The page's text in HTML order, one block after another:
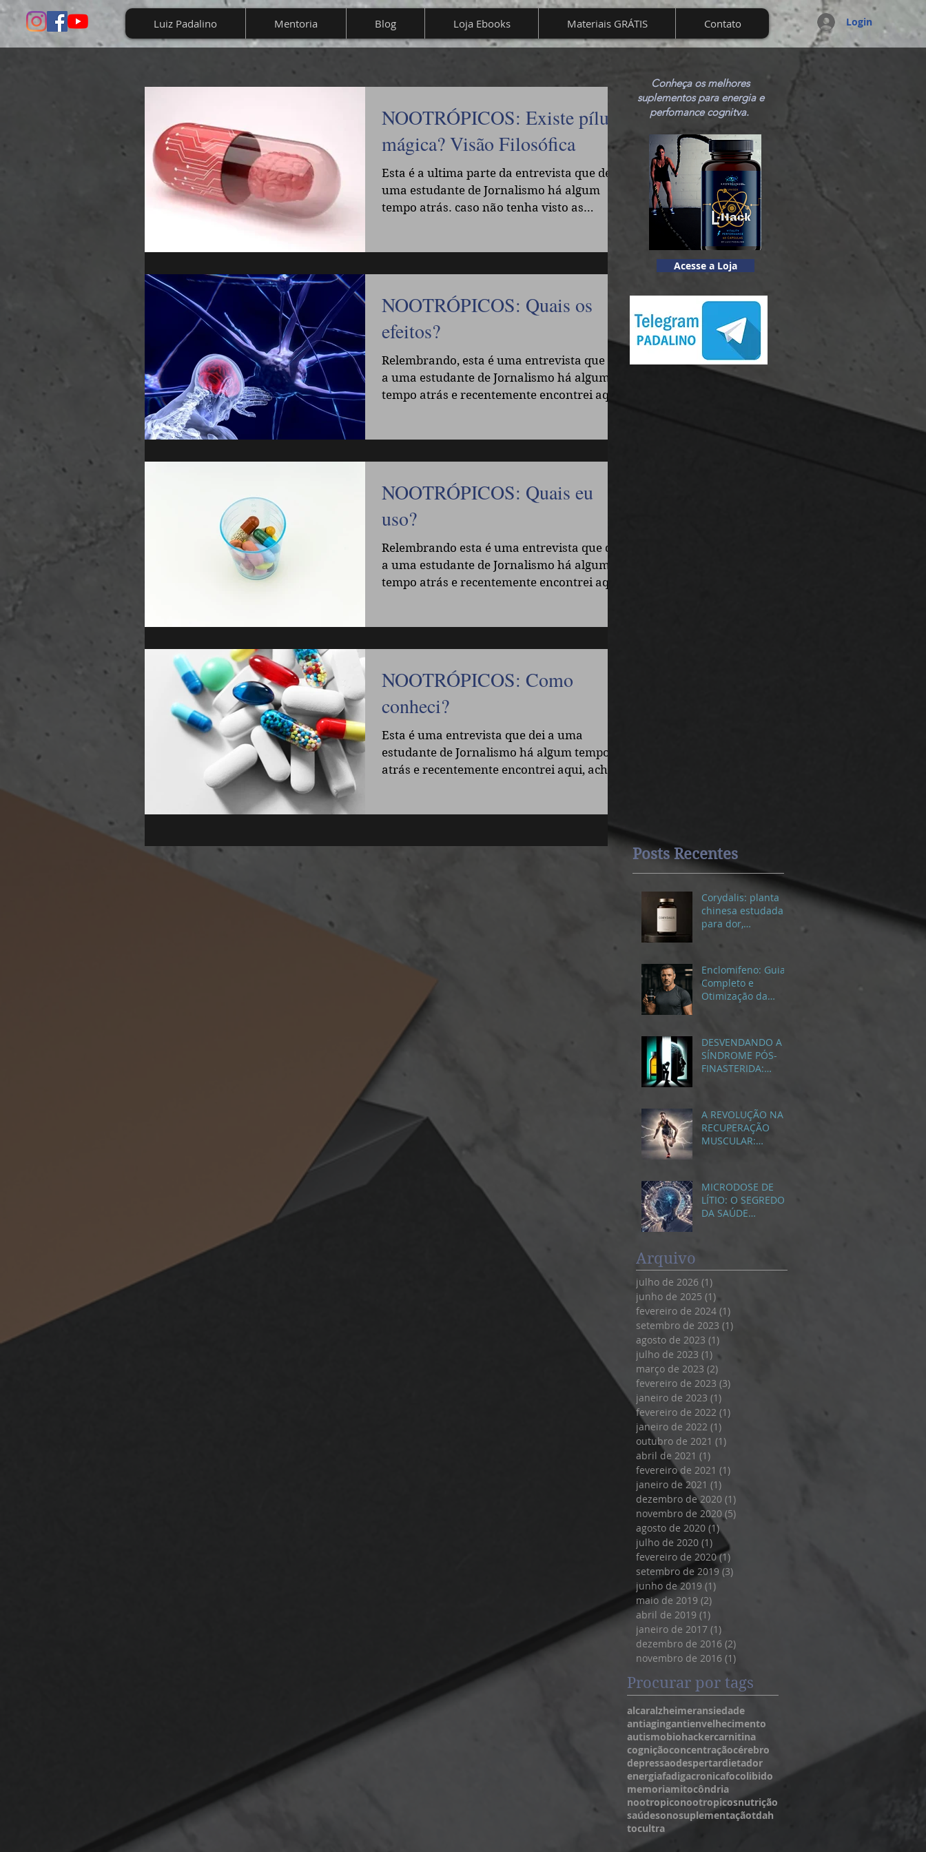
Luiz Padalino Mentoria Blog Loja Ebooks Materiais GRÁTIS Contato Login
NOOTRÓPICOS: Existe pílula
mágica? Visão Filosófica
Esta é a ultima parte da entrevista que dei a
uma estudante de Jornalismo há algum
tempo atrás. caso não tenha visto as
NOOTRÓPICOS: Quais os
efeitos?
Relembrando, esta é uma entrevista que dei
a uma estudante de Jornalismo há algum
tempo atrás e recentemente encontrei aqui,
NOOTRÓPICOS: Quais eu
uso?
Relembrando esta é uma entrevista que dei
a uma estudante de Jornalismo há algum
tempo atrás e recentemente encontrei aqui,
NOOTRÓPICOS: Como
conheci?
Esta é uma entrevista que dei a uma
estudante de Jornalismo há algum tempo
atrás e recentemente encontrei aqui, achei
Conheça os melhores
suplementos para energia e
perfomance cognitva.
Acesse a Loja
Posts Recentes
Corydalis: planta
chinesa estudada
para dor,
Enclomifeno: Guia
Completo e
Otimização da
DESVENDANDO A
SÍNDROME PÓS-
FINASTERIDA:
DA CALVÍCIE
A REVOLUÇÃO NA
RECUPERAÇÃO
MUSCULAR:
MICRODOSE DE
LÍTIO: O SEGREDO
DA SAÚDE
Arquivo
julho de 2026 (1)
junho de 2025 (1)
fevereiro de 2024 (1)
setembro de 2023 (1)
agosto de 2023 (1)
julho de 2023 (1) 1 post
março de 2023 (2)
fevereiro de 2023 (3)
janeiro de 2023 (1)
fevereiro de 2022 (1)
janeiro de 2022 (1)
outubro de 2021 (1)
abril de 2021 (1)
fevereiro de 2021 (1)
janeiro de 2021 (1)
dezembro de 2020 (1)
novembro de 2020 (5)
agosto de 2020 (1)1 post
julho de 2020 (1) 1 post
fevereiro de 2020 (1)
setembro de 2019 (3)
junho de 2019 (1)
maio de 2019 (2)
abril de 2019 (1)
janeiro de 2017 (1)
dezembro de 2016 (2)
novembro de 2016 (1)
Procurar por tags
alcaralzheimeransiedade
antiagingantienvelhecimento
autismobiohackercarnitina
cogniçãoconcentraçãocérebro
depressaodespertardietador
energiafadigacronicafocolibido
memoriamitocôndria
nootropiconootropicosnutrição
saúdesonosuplementaçãotdah
tocultra